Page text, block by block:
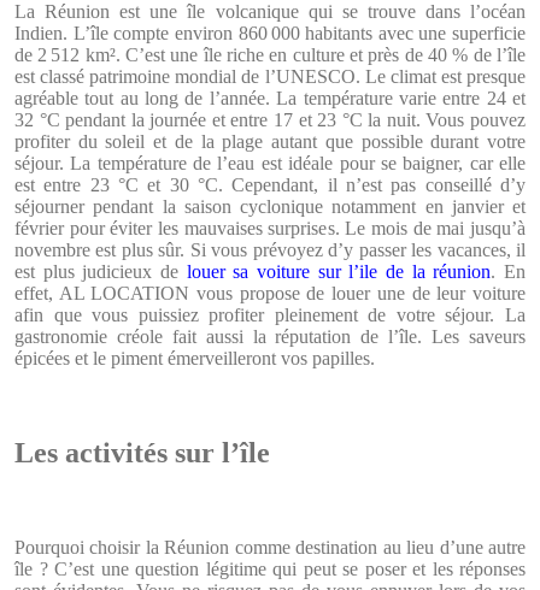
La Réunion est une île volcanique qui se trouve dans l’océan
Indien. L’île compte environ 860 000 habitants avec une superficie
de 2 512 km². C’est une île riche en culture et près de 40 % de l’île
est classé patrimoine mondial de l’UNESCO. Le climat est presque
agréable tout au long de l’année. La température varie entre 24 et
32 °C pendant la journée et entre 17 et 23 °C la nuit. Vous pouvez
profiter du soleil et de la plage autant que possible durant votre
séjour. La température de l’eau est idéale pour se baigner, car elle
est entre 23 °C et 30 °C. Cependant, il n’est pas conseillé d’y
séjourner pendant la saison cyclonique notamment en janvier et
février pour éviter les mauvaises surprises. Le mois de mai jusqu’à
novembre est plus sûr. Si vous prévoyez d’y passer les vacances, il
est plus judicieux de louer sa voiture sur l’ile de la réunion. En
effet, AL LOCATION vous propose de louer une de leur voiture
afin que vous puissiez profiter pleinement de votre séjour. La
gastronomie créole fait aussi la réputation de l’île. Les saveurs
épicées et le piment émerveilleront vos papilles.
Les activités sur l’île
Pourquoi choisir la Réunion comme destination au lieu d’une autre
île ? C’est une question légitime qui peut se poser et les réponses